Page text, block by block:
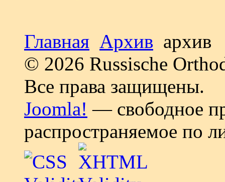
Главная Архив архив
© 2026 Russische
Все права защищены.
Joomla! — свободное
распространяемое по